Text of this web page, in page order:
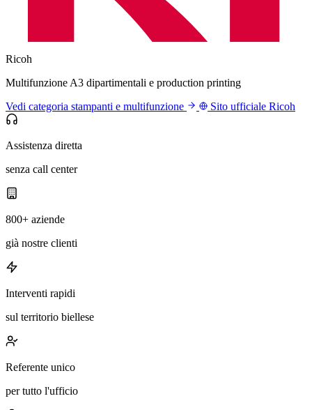
Ricoh
Multifunzione A3 dipartimentali e production printing
Vedi categoria stampanti e multifunzione
Sito ufficiale Ricoh
Assistenza diretta
senza call center
800+ aziende
già nostre clienti
Interventi rapidi
sul territorio biellese
Referente unico
per tutto l'ufficio